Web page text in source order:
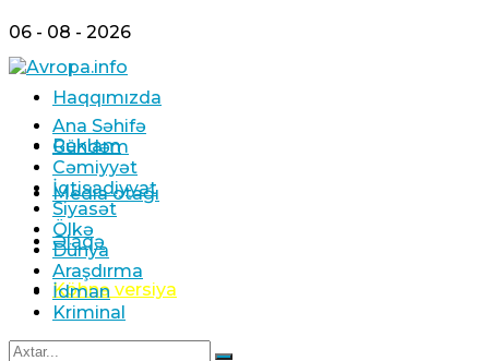
06 - 08 - 2026
Haqqımızda
Reklam
Media otağı
Əlaqə
Köhnə versiya
Ana Səhifə
Gündəm
Cəmiyyət
İqtisadiyyat
Siyasət
Ölkə
Dünya
Araşdırma
İdman
Kriminal